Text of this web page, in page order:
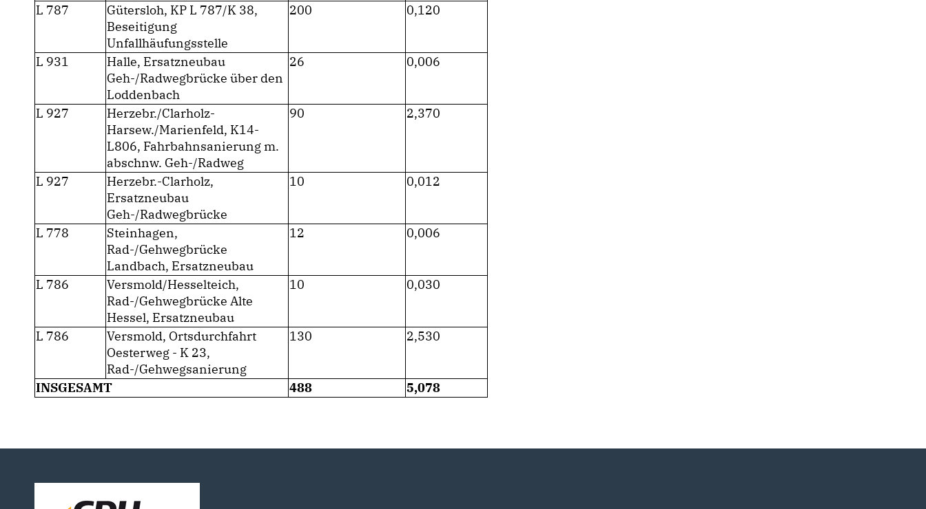
L 787
Gütersloh, KP L 787/K 38,
Beseitigung
Unfallhäufungsstelle
200 0,120
L 931
Halle, Ersatzneubau
Geh-/Radwegbrücke über den
Loddenbach
26 0,006
L 927
Herzebr./Clarholz-
Harsew./Marienfeld, K14-
L806, Fahrbahnsanierung m.
abschnw. Geh-/Radweg
90 2,370
L 927
Herzebr.-Clarholz,
Ersatzneubau
Geh-/Radwegbrücke
10 0,012
L 778
Steinhagen,
Rad-/Gehwegbrücke
Landbach, Ersatzneubau
12 0,006
L 786
Versmold/Hesselteich,
Rad-/Gehwegbrücke Alte
Hessel, Ersatzneubau
10 0,030
L 786
Versmold, Ortsdurchfahrt
Oesterweg - K 23,
Rad-/Gehwegsanierung
130 2,530
INSGESAMT 488 5,078